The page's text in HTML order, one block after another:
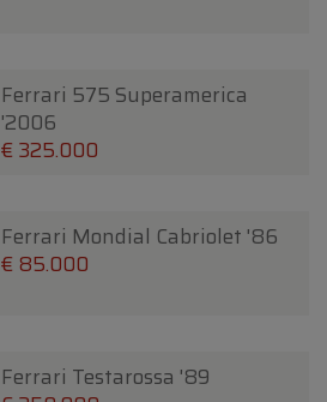
Ferrari 575 Superamerica
'2006
€ 325.000
Ferrari Mondial Cabriolet '86
€ 85.000
Ferrari Testarossa '89